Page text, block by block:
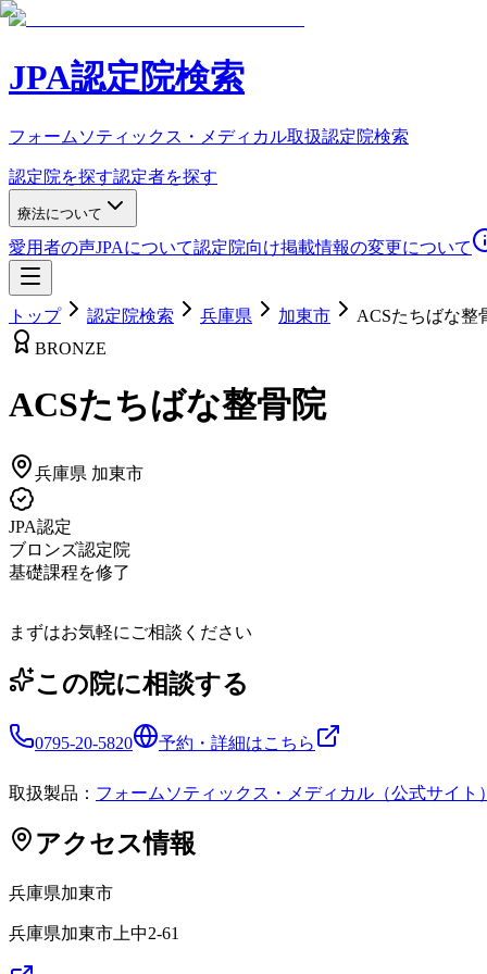
JPA認定院検索
フォームソティックス・メディカル取扱認定院検索
認定院を探す認定者を探す
療法について
愛用者の声JPAについて認定院向け掲載情報の変更について
トップ 認定院検索 兵庫県 加東市
ACSたちばな整
BRONZE
ACSたちばな整骨院
兵庫県 加東市
JPA認定
ブロンズ認定院
基礎課程を修了
まずはお気軽にご相談ください
この院に相談する
0795-20-5820 予約・詳細はこちら
取扱製品： フォームソティックス・メディカル（公式サイト
アクセス情報
兵庫県加東市
兵庫県加東市上中2-61